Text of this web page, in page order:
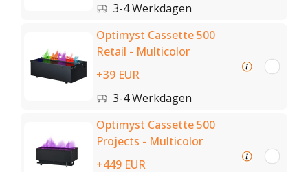
3-4 Werkdagen
Optimyst Cassette 500
Retail - Multicolor
+39 EUR
3-4 Werkdagen
Optimyst Cassette 500
Projects - Multicolor
+449 EUR